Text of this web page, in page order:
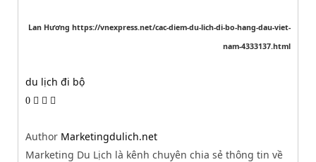
Lan Hương https://vnexpress.net/cac-diem-du-lich-di-bo-hang-dau-viet-
nam-4333137.html
du lịch đi bộ
0
Author Marketingdulich.net
Marketing Du Lịch là kênh chuyên chia sẻ thông tin về